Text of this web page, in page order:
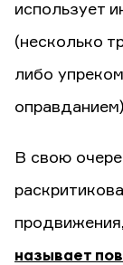
использует
(несколько
либо
В свою
называет